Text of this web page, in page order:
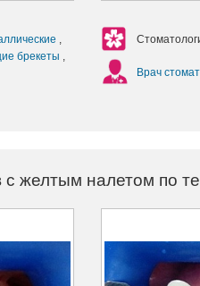
,
брекеты ,
Врач
желтым налетом по